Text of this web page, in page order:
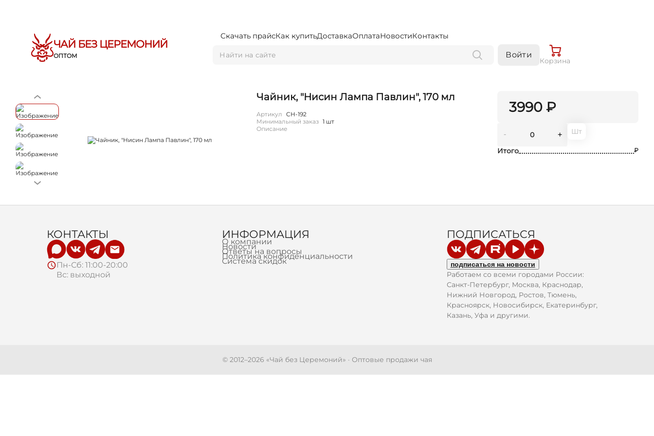
ЧАЙ БЕЗ ЦЕРЕМОНИЙ
ОПТОМ
Скачать прайсКак купитьДоставкаОплатаНовостиКонтакты
Войти
Корзина
Чайник, "Нисин Лампа Павлин", 170 мл
Артикул
CH-192
Минимальный заказ 1 шт
Описание
3990 ₽
- + Шт
Итого ₽
КОНТАКТЫ
Пн-Сб: 11:00-20:00
Вс: выходной
ИНФОРМАЦИЯ
О компании
Новости
Ответы на вопросы
Политика конфиденциальности
Система скидок
ПОДПИСАТЬСЯ
подписаться на новости
Работаем со всеми городами России:
Санкт-Петербург, Москва, Краснодар,
Нижний Новгород, Ростов, Тюмень,
Красноярск, Новосибирск, Екатеринбург,
Казань, Уфа и другими.
© 2012–2026 «Чай без Церемоний» · Оптовые продажи чая